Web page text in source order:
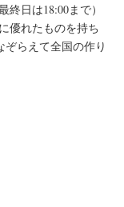
終日は18:00まで）
優れたものを持ち
らえて全国の作り